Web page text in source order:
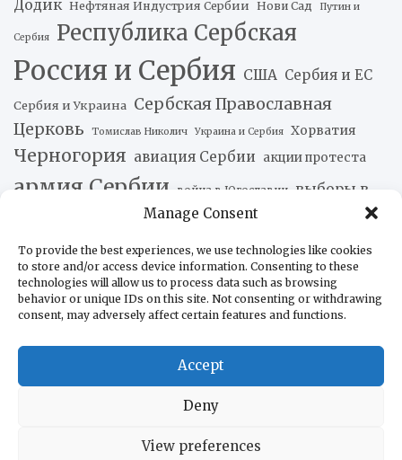
Manage Consent
To provide the best experiences, we use technologies like cookies
to store and/or access device information. Consenting to these
technologies will allow us to process data such as browsing
behavior or unique IDs on this site. Not consenting or withdrawing
consent, may adversely affect certain features and functions.
Accept
Deny
View preferences
Додик Нефтяная Индустрия Сербии Нови Сад Путин и
Сербия Республика Сербская
Россия и Сербия США Сербия и ЕС
Сербия и Украина Сербская Православная
Церковь
Томислав Николич Украина и Сербия Хорватия
Черногория авиация Сербии акции протеста
армия Сербии война в Югославии выборы в
жизнь в Сербии история Сербии
коронавирус культура Сербии парламент
Сербии политика Сербии
происшествия сельское хозяйство Сербии
ситуация в Косово туризм в Сербии
экономика Сербии
Новости наших друзей